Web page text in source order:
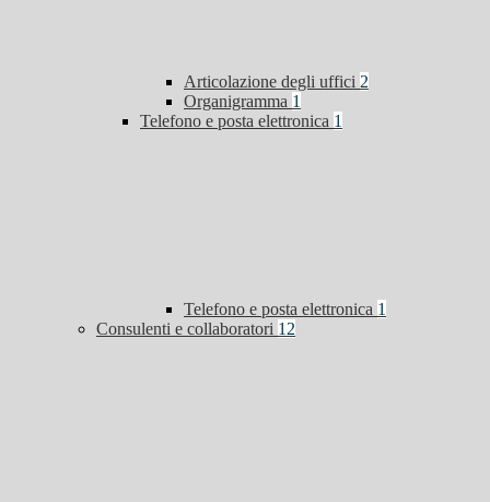
Articolazione degli uffici 2
Organigramma 1
Telefono e posta elettronica 1
Telefono e posta elettronica 1
Consulenti e collaboratori 12